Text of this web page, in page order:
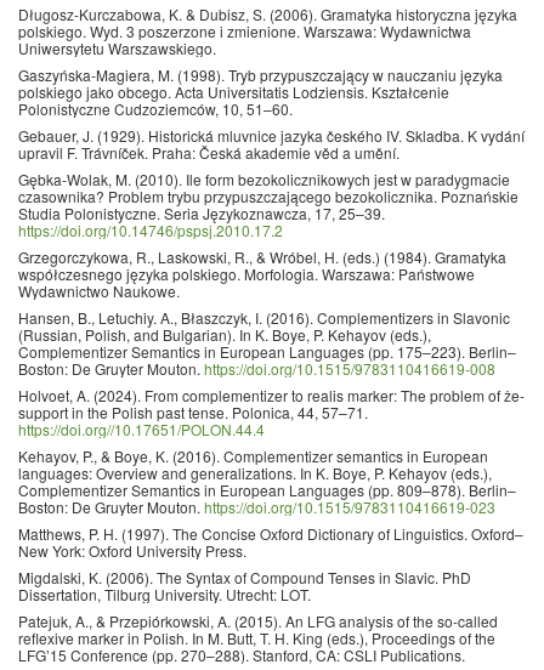
Długosz-Kurczabowa, K. & Dubisz, S. (2006). Gramatyka historyczna języka
polskiego. Wyd. 3 poszerzone i zmienione. Warszawa: Wydawnictwa
Uniwersytetu Warszawskiego.
Gaszyńska-Magiera, M. (1998). Tryb przypuszczający w nauczaniu języka
polskiego jako obcego. Acta Universitatis Lodziensis. Kształcenie
Polonistyczne Cudzoziemców, 10, 51–60.
Gebauer, J. (1929). Historická mluvnice jazyka českého IV. Skladba. K vydání
upravil F. Trávníček. Praha: Česká akademie věd a umění.
Gębka-Wolak, M. (2010). Ile form bezokolicznikowych jest w paradygmacie
czasownika? Problem trybu przypuszczającego bezokolicznika. Poznańskie
Studia Polonistyczne. Seria Językoznawcza, 17, 25–39.
https://doi.org/10.14746/pspsj.2010.17.2
Grzegorczykowa, R., Laskowski, R., & Wróbel, H. (eds.) (1984). Gramatyka
współczesnego języka polskiego. Morfologia. Warszawa: Państwowe
Wydawnictwo Naukowe.
Hansen, B., Letuchiy. A., Błaszczyk, I. (2016). Complementizers in Slavonic
(Russian, Polish, and Bulgarian). In K. Boye, P. Kehayov (eds.),
Complementizer Semantics in European Languages (pp. 175–223). Berlin–
Boston: De Gruyter Mouton. https://doi.org/10.1515/9783110416619-008
Holvoet, A. (2024). From complementizer to realis marker: The problem of że-
support in the Polish past tense. Polonica, 44, 57–71.
https://doi.org//10.17651/POLON.44.4
Kehayov, P., & Boye, K. (2016). Complementizer semantics in European
languages: Overview and generalizations. In K. Boye, P. Kehayov (eds.),
Complementizer Semantics in European Languages (pp. 809–878). Berlin–
Boston: De Gruyter Mouton. https://doi.org/10.1515/9783110416619-023
Matthews, P. H. (1997). The Concise Oxford Dictionary of Linguistics. Oxford–
New York: Oxford University Press.
Migdalski, K. (2006). The Syntax of Compound Tenses in Slavic. PhD
Dissertation, Tilburg University. Utrecht: LOT.
Patejuk, A., & Przepiórkowski, A. (2015). An LFG analysis of the so-called
reflexive marker in Polish. In M. Butt, T. H. King (eds.), Proceedings of the
LFG’15 Conference (pp. 270–288). Stanford, CA: CSLI Publications.